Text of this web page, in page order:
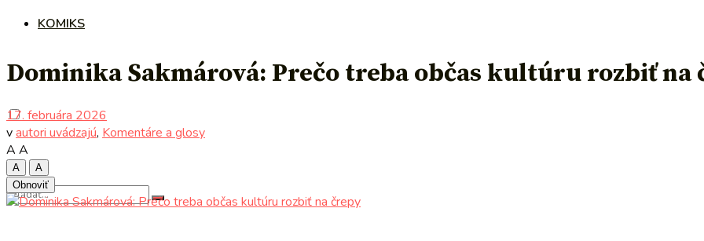
KOMIKS
Dominika Sakmárová: Prečo treba občas kultúru rozbiť na
17. februára 2026
vautori uvádzajú, Komentáre a glosy
A A
A
A
Obnoviť